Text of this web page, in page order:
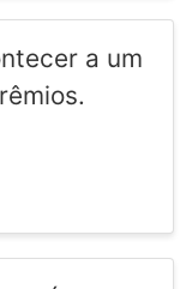
a um